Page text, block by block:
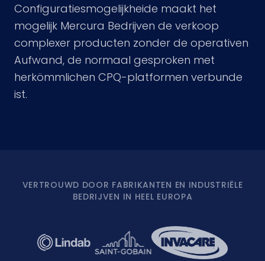
Configuratiesmogelijkheide maakt het
mogelijk Mercura Bedrijven de verkoop
complexer producten zonder de operativen
Aufwand, de normaal gesproken met
herkömmlichen CPQ-platformen verbunde
ist.
VERTROUWD DOOR FABRIKANTEN EN INDUSTRIËLE
BEDRIJVEN IN HEEL EUROPA